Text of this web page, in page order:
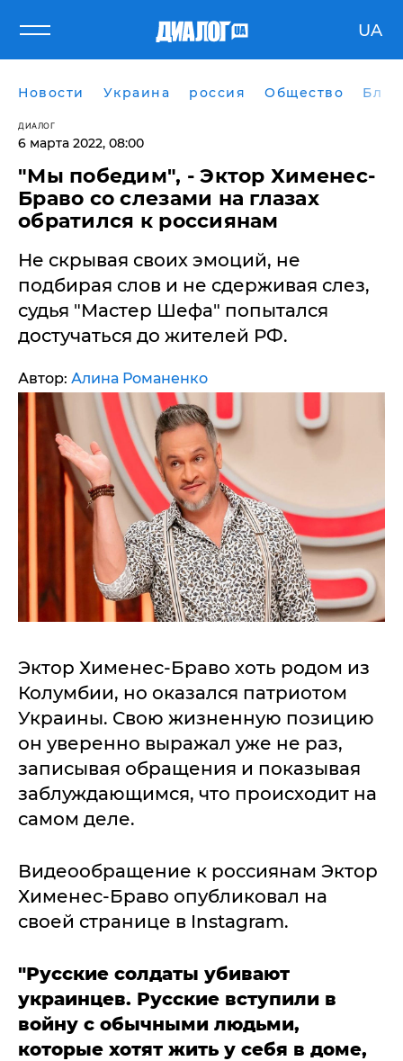
UA
Новости Украина россия Общество
ДИАЛОГ
6 марта 2022, 08:00
"Мы победим", - Эктор Хименес-
Браво со слезами на глазах
обратился к россиянам
Не скрывая своих эмоций, не
подбирая слов и не сдерживая слез,
судья "Мастер Шефа" попытался
достучаться до жителей РФ.
Автор: Алина Романенко
Эктор Хименес-Браво хоть родом из
Колумбии, но оказался патриотом
Украины. Свою жизненную позицию
он уверенно выражал уже не раз,
записывая обращения и показывая
заблуждающимся, что происходит на
самом деле.
Видеообращение к россиянам Эктор
Хименес-Браво опубликовал на
своей странице в Instagram.
"Русские солдаты убивают
украинцев. Русские вступили в
войну с обычными людьми,
которые хотят жить у себя в доме,